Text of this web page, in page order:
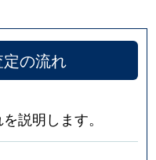
の流れ
説明します。